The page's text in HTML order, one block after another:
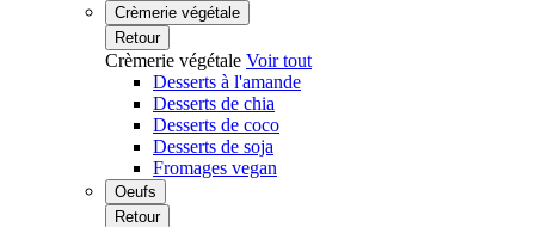
Crèmerie végétale
Retour
Crèmerie végétale Voir tout
Desserts à l'amande
Desserts de chia
Desserts de coco
Desserts de soja
Fromages vegan
Oeufs
Retour